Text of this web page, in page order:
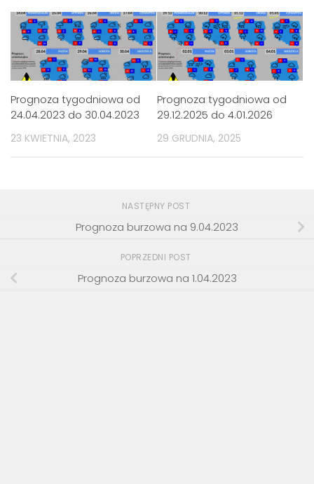
Prognoza tygodniowa od
24.04.2023 do 30.04.2023
23 KWIETNIA, 2023
Prognoza tygodniowa od
29.12.2025 do 4.01.2026
29 GRUDNIA, 2025
NASTĘPNY POST
Prognoza burzowa na 9.04.2023
POPRZEDNI POST
Prognoza burzowa na 1.04.2023